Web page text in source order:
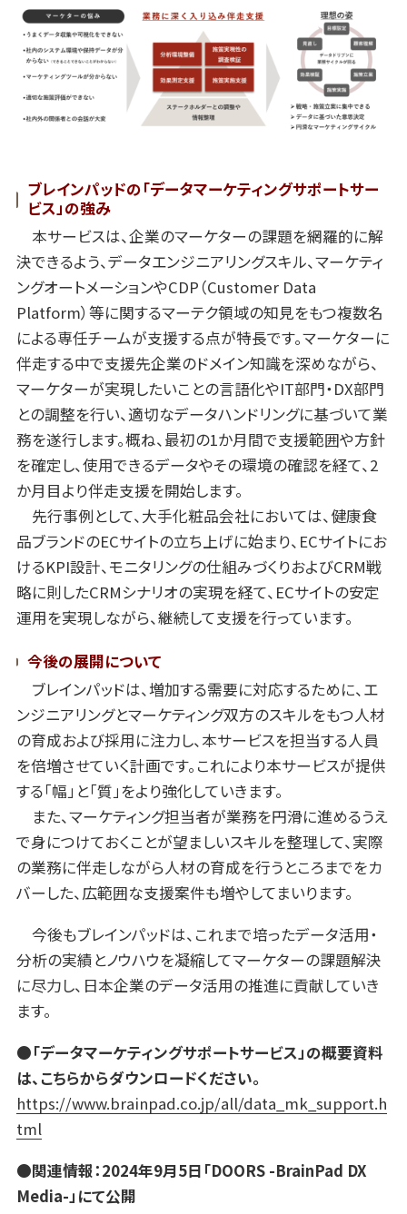
ブレインパッドの「データマーケティングサポートサー
ビス」の強み
本サービスは、企業のマーケターの課題を網羅的に解
決できるよう、データエンジニアリングスキル、マーケティ
ングオートメーションやCDP（Customer Data
Platform）等に関するマーテク領域の知見をもつ複数名
による専任チームが支援する点が特長です。マーケターに
伴走する中で支援先企業のドメイン知識を深めながら、
マーケターが実現したいことの言語化やIT部門・DX部門
との調整を行い、適切なデータハンドリングに基づいて業
務を遂行します。概ね、最初の1か月間で支援範囲や方針
を確定し、使用できるデータやその環境の確認を経て、2
か月目より伴走支援を開始します。
先行事例として、大手化粧品会社においては、健康食
品ブランドのECサイトの立ち上げに始まり、ECサイトにお
けるKPI設計、モニタリングの仕組みづくりおよびCRM戦
略に則したCRMシナリオの実現を経て、ECサイトの安定
運用を実現しながら、継続して支援を行っています。
今後の展開について
ブレインパッドは、増加する需要に対応するために、エ
ンジニアリングとマーケティング双方のスキルをもつ人材
の育成および採用に注力し、本サービスを担当する人員
を倍増させていく計画です。これにより本サービスが提供
する「幅」と「質」をより強化していきます。
また、マーケティング担当者が業務を円滑に進めるうえ
で身につけておくことが望ましいスキルを整理して、実際
の業務に伴走しながら人材の育成を行うところまでをカ
バーした、広範囲な支援案件も増やしてまいります。
今後もブレインパッドは、これまで培ったデータ活用・
分析の実績とノウハウを凝縮してマーケターの課題解決
に尽力し、日本企業のデータ活用の推進に貢献していき
ます。
●「データマーケティングサポートサービス」の概要資料
は、こちらからダウンロードください。
https://www.brainpad.co.jp/all/data_mk_support.h
tml
●関連情報：2024年9月5日「DOORS -BrainPad DX
Media-」にて公開